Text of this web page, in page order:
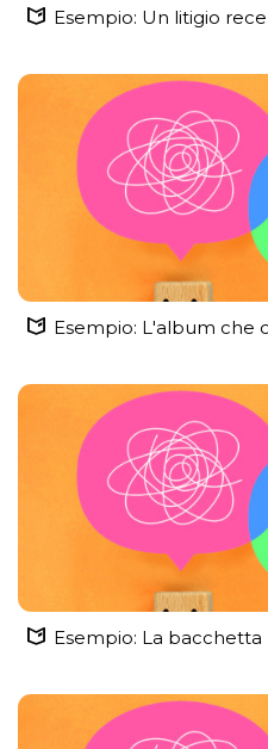
Esempio: Un litigio
Esempio: L'album che
Esempio: La bacchetta